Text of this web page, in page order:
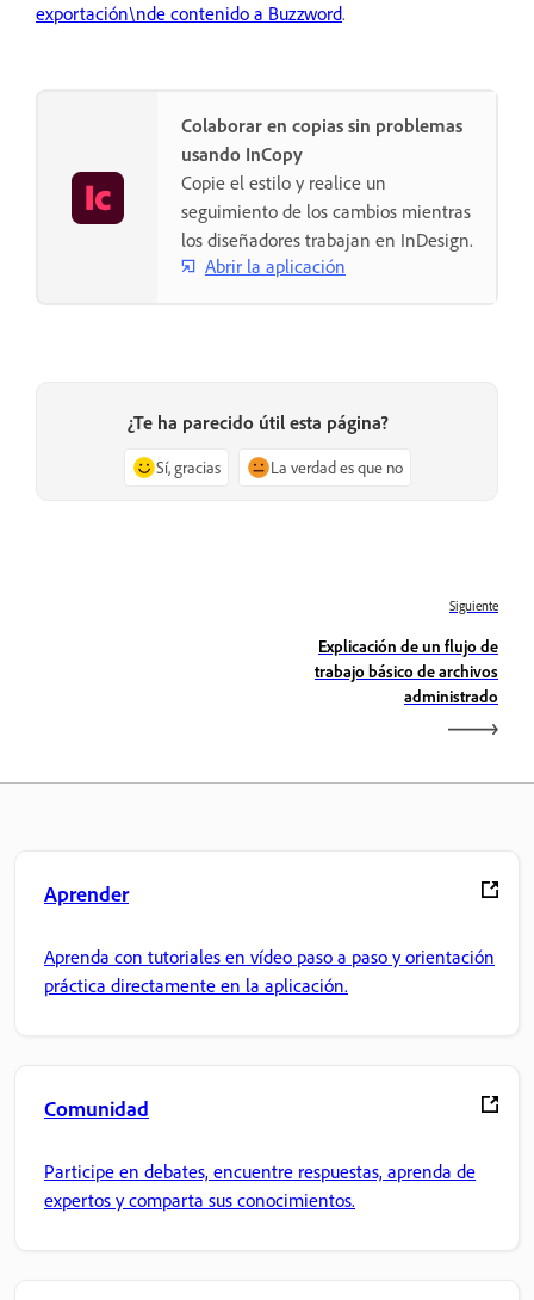
exportación\nde contenido a Buzzword.
Colaborar en copias sin problemas
usando InCopy
Copie el estilo y realice un
seguimiento de los cambios mientras
los diseñadores trabajan en InDesign.
Abrir la aplicación
¿Te ha parecido útil esta página?
Sí, gracias La verdad es que no
Siguiente
Explicación de un flujo de
trabajo básico de archivos
administrado
Aprender
Aprenda con tutoriales en vídeo paso a paso y orientación
práctica directamente en la aplicación.
Comunidad
Participe en debates, encuentre respuestas, aprenda de
expertos y comparta sus conocimientos.